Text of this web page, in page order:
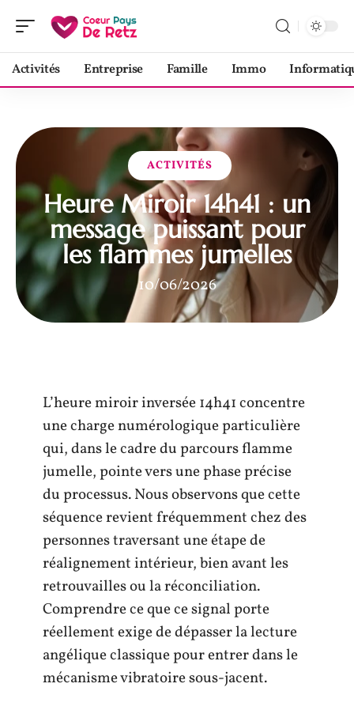
Activités Entreprise Famille Immo
ACTIVITÉS
Heure Miroir 14h41 : un
message puissant pour
les flammes jumelles
10/06/2026
L’heure miroir inversée 14h41 concentre
une charge numérologique particulière
qui, dans le cadre du parcours flamme
jumelle, pointe vers une phase précise
du processus. Nous observons que cette
séquence revient fréquemment chez des
personnes traversant une étape de
réalignement intérieur, bien avant les
retrouvailles ou la réconciliation.
Comprendre ce que ce signal porte
réellement exige de dépasser la lecture
angélique classique pour entrer dans le
mécanisme vibratoire sous-jacent.